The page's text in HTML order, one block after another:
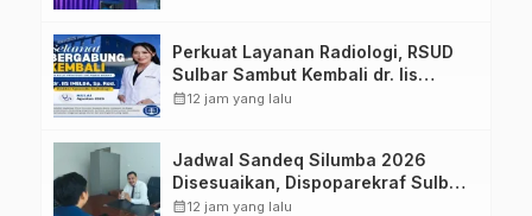
Perkuat Layanan Radiologi, RSUD
Sulbar Sambut Kembali dr. Iis
Imelda, Sp.Rad
calendar_month12 jam yang lalu
Jadwal Sandeq Silumba 2026
Disesuaikan, Dispoparekraf Sulbar
Pastikan Persiapan Tetap
calendar_month12 jam yang lalu